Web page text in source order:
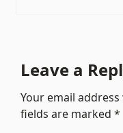
Leave a
Your email
fields are marked*